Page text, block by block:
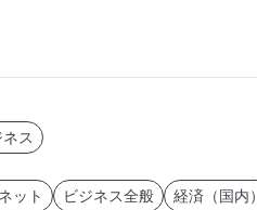
ネス
ット ビジネス全般 経済（国内）